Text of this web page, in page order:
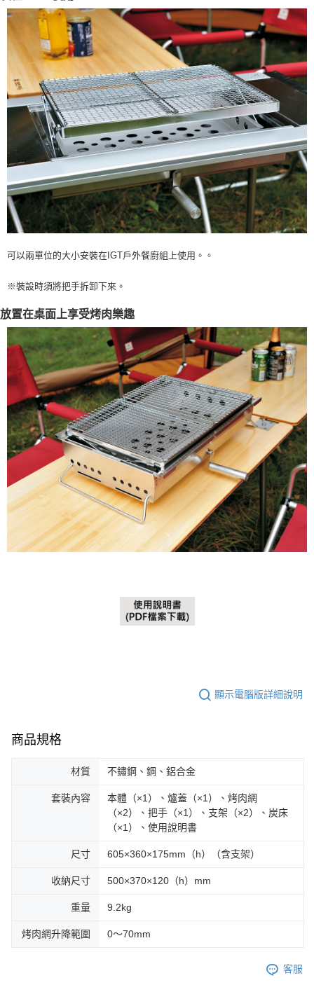
３．收到繳費通知簡訊後14天內，點擊此簡訊中的連結，可透過四大超商／
ATM／網路銀行／等多元方式進行付款，方視為交易完成。
※ 請注意：結帳手續完成當下不需立刻繳費，但若您需要取消訂單，請聯絡
購買商品的店家。未經商家同意取消之訂單仍視為有效，需透過AFTEE先享
後付繳納相關費用。
※ 交易是否成功請以「AFTEE先享後付 」之結帳頁面顯示為準，若有關於
是否繳費成功／繳費後需取消欲退款等相關疑問，請聯繫「AFTEE先享後付
客戶支援中心」https://netprotections.freshdesk.com/support/home
【注意事項】
１．透過由恩沛科技股份有限公司提供之「AFTEE先享後付」服務完成之交
易，需依本服務之必要範圍內提供個人資料，並將交易相關給付款項請求債
權轉讓予恩沛科技股份有限公司。
２．關於個人資料處理事宜，請瀏覽以下網址：
https://aftee.tw/terms/#terms3
３．未成年的使用者請事先徵得法定代理人或監護人之同意方可使用
「AFTEE先享後付」，若未經同意申辦者引起之損失，本公司不負相關責
任。
時審查核予不同之上限額度；若仍有額度不足之情形，本公司將視審查結果
恩沛科技股份有限公司將有權停止該用戶之使用額度並採取法律行動。
可以兩單位的大小安裝在IGT戶外餐廚組上使用。。
※裝設時須將把手拆卸下來。
放置在桌面上享受烤肉樂趣
顯示電腦版詳細說明
商品規格
材質 不鏽鋼、鋼、鋁合金
套裝內容
本體（×1）、爐蓋（×1）、烤肉網
（×2）、把手（×1）、支架（×2）、炭床
（×1）、使用說明書
尺寸 605×360×175mm（h）（含支架）
收納尺寸 500×370×120（h）mm
重量 9.2kg
烤肉網升降範圍 0～70mm
客服